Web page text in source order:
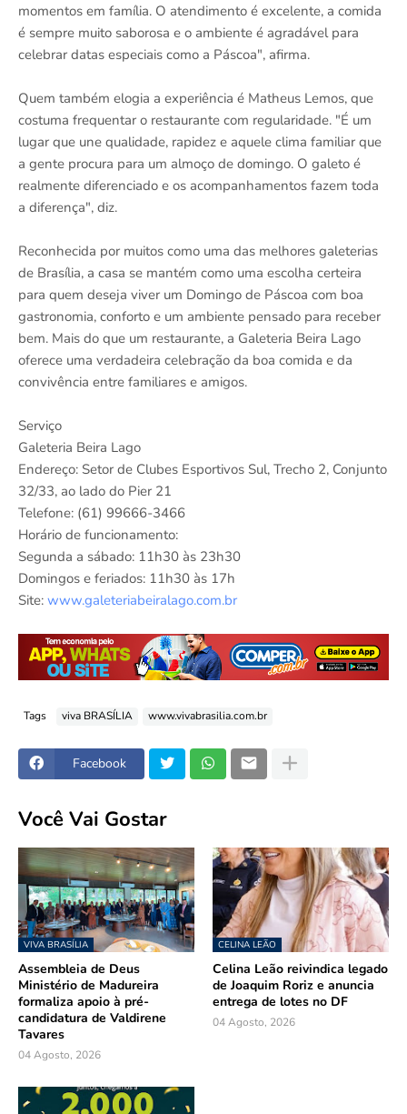
momentos em família. O atendimento é excelente, a comida
é sempre muito saborosa e o ambiente é agradável para
celebrar datas especiais como a Páscoa", afirma.
Quem também elogia a experiência é Matheus Lemos, que
costuma frequentar o restaurante com regularidade. "É um
lugar que une qualidade, rapidez e aquele clima familiar que
a gente procura para um almoço de domingo. O galeto é
realmente diferenciado e os acompanhamentos fazem toda
a diferença", diz.
Reconhecida por muitos como uma das melhores galeterias
de Brasília, a casa se mantém como uma escolha certeira
para quem deseja viver um Domingo de Páscoa com boa
gastronomia, conforto e um ambiente pensado para receber
bem. Mais do que um restaurante, a Galeteria Beira Lago
oferece uma verdadeira celebração da boa comida e da
convivência entre familiares e amigos.
Serviço
Galeteria Beira Lago
Endereço: Setor de Clubes Esportivos Sul, Trecho 2, Conjunto
32/33, ao lado do Pier 21
Telefone: (61) 99666-3466
Horário de funcionamento:
Segunda a sábado: 11h30 às 23h30
Domingos e feriados: 11h30 às 17h
Site: www.galeteriabeiralago.com.br
Tags viva BRASÍLIA www.vivabrasilia.com.br
Facebook
Você Vai Gostar
VIVA BRASÍLIA
Assembleia de Deus
Ministério de Madureira
formaliza apoio à pré-
candidatura de Valdirene
Tavares
04 Agosto, 2026
CELINA LEÃO
Celina Leão reivindica legado
de Joaquim Roriz e anuncia
entrega de lotes no DF
04 Agosto, 2026